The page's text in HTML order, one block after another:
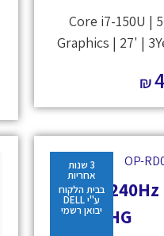
Core i7-150U |
Graphics | 27' |
₪
3 שנות
אחריות
בבית הלקוח
ע"י DELL
יבואן רשמי
Dell 27
SE2726HG